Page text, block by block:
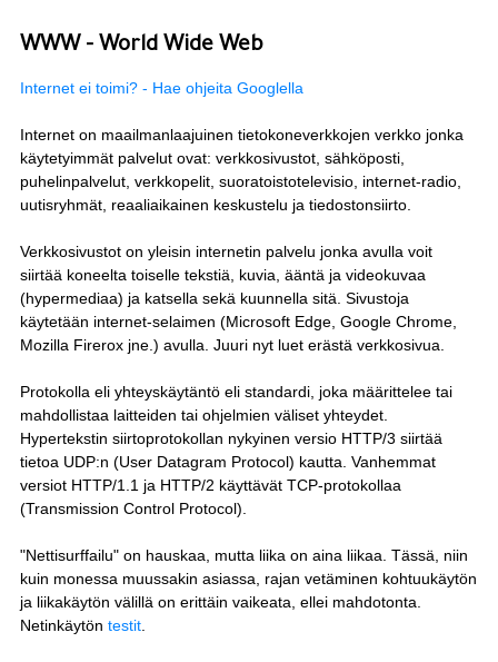
WWW - World Wide Web
Internet ei toimi? - Hae ohjeita Googlella
Internet on maailmanlaajuinen tietokoneverkkojen verkko jonka
käytetyimmät palvelut ovat: verkkosivustot, sähköposti,
puhelinpalvelut, verkkopelit, suoratoistotelevisio, internet-radio,
uutisryhmät, reaaliaikainen keskustelu ja tiedostonsiirto.
Verkkosivustot on yleisin internetin palvelu jonka avulla voit
siirtää koneelta toiselle tekstiä, kuvia, ääntä ja videokuvaa
(hypermediaa) ja katsella sekä kuunnella sitä. Sivustoja
käytetään internet-selaimen (Microsoft Edge, Google Chrome,
Mozilla Firerox jne.) avulla. Juuri nyt luet erästä verkkosivua.
Protokolla eli yhteyskäytäntö eli standardi, joka määrittelee tai
mahdollistaa laitteiden tai ohjelmien väliset yhteydet.
Hypertekstin siirtoprotokollan nykyinen versio HTTP/3 siirtää
tietoa UDP:n (User Datagram Protocol) kautta. Vanhemmat
versiot HTTP/1.1 ja HTTP/2 käyttävät TCP-protokollaa
(Transmission Control Protocol).
"Nettisurffailu" on hauskaa, mutta liika on aina liikaa. Tässä, niin
kuin monessa muussakin asiassa, rajan vetäminen kohtuukäytön
ja liikakäytön välillä on erittäin vaikeata, ellei mahdotonta.
Netinkäytön testit.